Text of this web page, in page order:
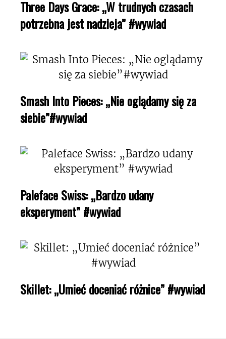
Three Days Grace: „W trudnych czasach
potrzebna jest nadzieja” #wywiad
Smash Into Pieces: „Nie oglądamy się za
siebie”#wywiad
Paleface Swiss: „Bardzo udany
eksperyment” #wywiad
Skillet: „Umieć doceniać różnice” #wywiad